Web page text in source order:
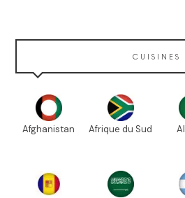
CUISINES
Afghanistan Afrique du Sud